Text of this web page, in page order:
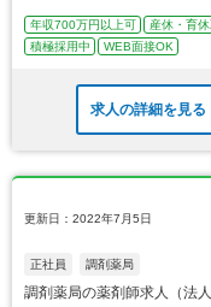
年収700万円以上可 産休・育
積極採用中
WEB面接OK
求人の詳細を見る
更新日：2022年7月5日
正社員 調剤薬局
調剤薬局の薬剤師求人（法